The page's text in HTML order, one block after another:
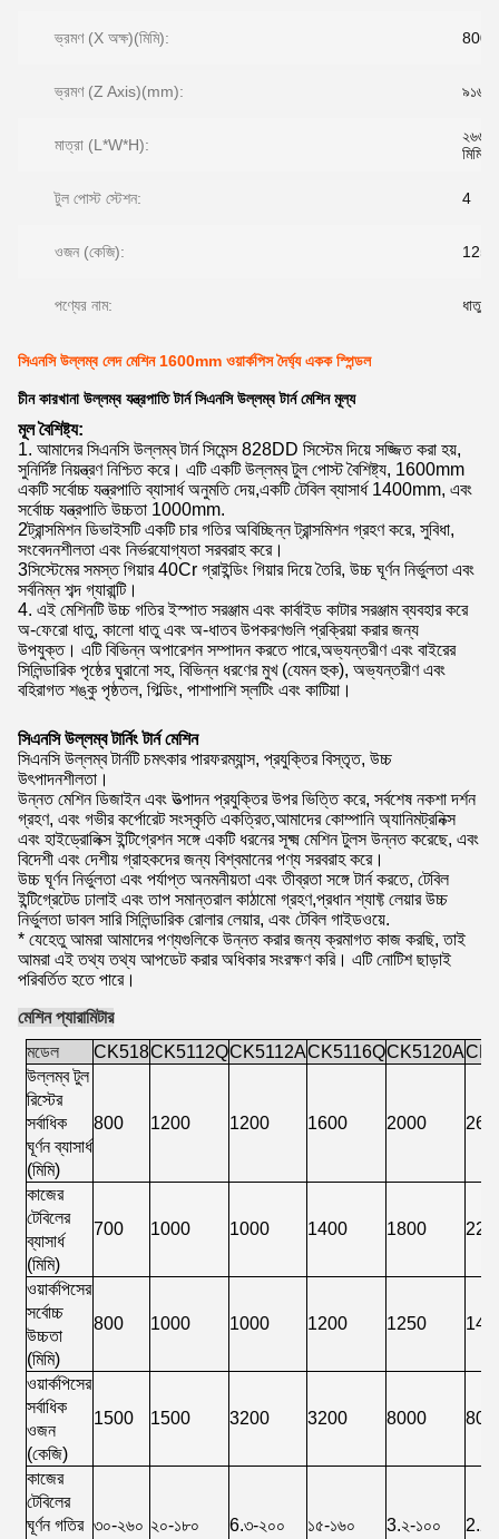
ভ্রমণ (X অক্ষ)(মিমি): 800
ভ্রমণ (Z Axis)(mm): ৯১৬
মাত্রা (L*W*H):
মিমি
টুল পোস্ট স্টেশন: 4
ওজন (কেজি):
পণ্যের নাম: ধাতু
সিএনসি উল্লম্ব লেদ মেশিন 1600mm ওয়ার্কপিস দৈর্ঘ্য একক স্পিন্ডল
চীন কারখানা উল্লম্ব যন্ত্রপাতি টার্ন সিএনসি উল্লম্ব টার্ন মেশিন মূল্য
মূল বৈশিষ্ট্য:
1. আমাদের সিএনসি উল্লম্ব টার্ন সিমেন্স 828DD সিস্টেম দিয়ে সজ্জিত করা হয়,
সুনির্দিষ্ট নিয়ন্ত্রণ নিশ্চিত করে। এটি একটি উল্লম্ব টুল পোস্ট বৈশিষ্ট্য, 1600mm
একটি সর্বোচ্চ যন্ত্রপাতি ব্যাসার্ধ অনুমতি দেয়,একটি টেবিল ব্যাসার্ধ 1400mm, এবং
সর্বোচ্চ যন্ত্রপাতি উচ্চতা 1000mm.
2ট্রান্সমিশন ডিভাইসটি একটি চার গতির অবিচ্ছিন্ন ট্রান্সমিশন গ্রহণ করে, সুবিধা,
সংবেদনশীলতা এবং নির্ভরযোগ্যতা সরবরাহ করে।
3সিস্টেমের সমস্ত গিয়ার 40Cr গ্রাইন্ডিং গিয়ার দিয়ে তৈরি, উচ্চ ঘূর্ণন নির্ভুলতা এবং
সর্বনিম্ন শব্দ গ্যারান্টি।
4. এই মেশিনটি উচ্চ গতির ইস্পাত সরঞ্জাম এবং কার্বাইড কাটার সরঞ্জাম ব্যবহার করে
অ-ফেরো ধাতু, কালো ধাতু এবং অ-ধাতব উপকরণগুলি প্রক্রিয়া করার জন্য
উপযুক্ত। এটি বিভিন্ন অপারেশন সম্পাদন করতে পারে,অভ্যন্তরীণ এবং বাইরের
সিলিন্ডারিক পৃষ্ঠের ঘুরানো সহ, বিভিন্ন ধরণের মুখ (যেমন হুক), অভ্যন্তরীণ এবং
বহিরাগত শঙ্কু পৃষ্ঠতল, গিল্ডিং, পাশাপাশি স্লটিং এবং কাটিয়া।
সিএনসি উল্লম্ব টার্নিং টার্ন মেশিন
সিএনসি উল্লম্ব টার্নটি চমৎকার পারফরম্যান্স, প্রযুক্তির বিস্তৃত, উচ্চ
উৎপাদনশীলতা।
উন্নত মেশিন ডিজাইন এবং উত্পাদন প্রযুক্তির উপর ভিত্তি করে, সর্বশেষ নকশা দর্শন
গ্রহণ, এবং গভীর কর্পোরেট সংস্কৃতি একত্রিত,আমাদের কোম্পানি অ্যানিমট্রনিক্স
এবং হাইড্রোলিক্স ইন্টিগ্রেশন সঙ্গে একটি ধরনের সূক্ষ্ম মেশিন টুলস উন্নত করেছে, এবং
বিদেশী এবং দেশীয় গ্রাহকদের জন্য বিশ্বমানের পণ্য সরবরাহ করে।
উচ্চ ঘূর্ণন নির্ভুলতা এবং পর্যাপ্ত অনমনীয়তা এবং তীব্রতা সঙ্গে টার্ন করতে, টেবিল
ইন্টিগ্রেটেড ঢালাই এবং তাপ সমান্তরাল কাঠামো গ্রহণ,প্রধান শ্যাফ্ট লেয়ার উচ্চ
নির্ভুলতা ডাবল সারি সিলিন্ডারিক রোলার লেয়ার, এবং টেবিল গাইডওয়ে.
* যেহেতু আমরা আমাদের পণ্যগুলিকে উন্নত করার জন্য ক্রমাগত কাজ করছি, তাই
আমরা এই তথ্য তথ্য আপডেট করার অধিকার সংরক্ষণ করি। এটি নোটিশ ছাড়াই
পরিবর্তিত হতে পারে।
মেশিন প্যারামিটার
মডেল
CK518CK5112QCK5112ACK5116QCK5120A
উল্লম্ব টুল
রিস্টের
সর্বাধিক
ঘূর্ণন ব্যাসার্ধ
(মিমি)
800 1200 1200 1600 2000
কাজের
টেবিলের
ব্যাসার্ধ
(মিমি)
700 1000 1000 1400 1800
ওয়ার্কপিসের
সর্বোচ্চ
উচ্চতা
(মিমি)
800 1000 1000 1200 1250
ওয়ার্কপিসের
সর্বাধিক
ওজন
(কেজি)
1500 1500 3200 3200 8000
কাজের
টেবিলের
ঘূর্ণন গতির ৩০-২৬০ ২০-১৮০ 6.৩-২০০ ১৫-১৬০ 3.২-১০০